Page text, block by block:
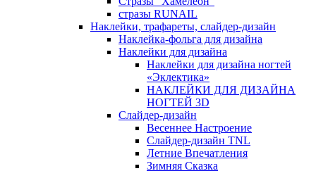
стразы RUNAIL
Наклейки, трафареты, слайдер-дизайн
Наклейка-фольга для дизайна
Наклейки для дизайна
Наклейки для дизайна ногтей
«Эклектика»
НАКЛЕЙКИ ДЛЯ ДИЗАЙНА
НОГТЕЙ 3D
Слайдер-дизайн
Весеннее Настроение
Слайдер-дизайн TNL
Летние Впечатления
Зимняя Сказка